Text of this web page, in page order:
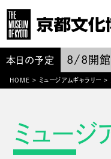
本日の予定 8/8 開館
HOME > ミュージアムギャラリー >